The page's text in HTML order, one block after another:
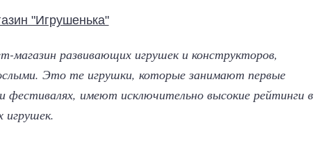
магазин развивающих игрушек и конструкторов,
Это те игрушки, которые занимают первые
имеют исключительно высокие рейтинги в
игрушек.